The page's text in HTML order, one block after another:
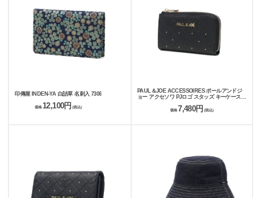
印傳屋 INDEN-YA 白詰草 名刺入 7306
価格 12,100円 (税込)
PAUL＆JOE ACCESSOIRES ポールアンドジ
ョー アクセソワ PJロゴ スタッズ キーケース
価格7,480円 (税込)